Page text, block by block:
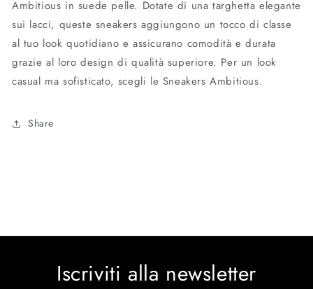
Ambitious in suede pelle. Dotate di una targhetta elegante
sui lacci, queste sneakers aggiungono un tocco di classe
al tuo look quotidiano e assicurano comodità e durata
grazie al loro design di qualità superiore. Per un look
casual ma sofisticato, scegli le Sneakers Ambitious.
Share
Iscriviti alla newsletter